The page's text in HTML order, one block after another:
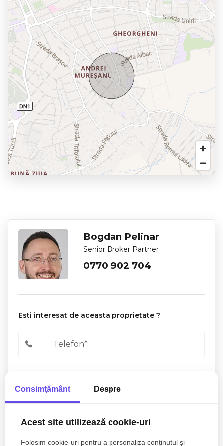
=> Confort termic: Incalzire in pardoseala, centrala proprie
smart si geamuri termopan pentru o izolare termica si
fonica excelenta.
=> Electrocasnice: Bucatarie completa, masina de spalat si
uscat haine (2 in 1) integrata in debara, alaturi de accesorii
complete.
=> Mobilier: Modern si ergonomic, optimizat pentru spatiu,
incluzand canapea, pat matrimonial si dulap incapator in
zona de closet.
CONDITII JURIDICE, FINANCIARE SI POLITICI:
=> [Pentru INCHIRIERE] Garantia perceputa: Se solicita
garantie.
=> Parcare: Locuri de parcare disponibile in zona sau
posibilitate de parcare in functie de disponibilitatea
imobilului.
ID intern: P11335
Bogdan Pelinar
Senior Broker Partner
0770 902 704
Esti interesat de aceasta proprietate ?
Consimţământ Despre
Acest site utilizează cookie-uri
Folosim cookie-uri pentru a personaliza conținutul și